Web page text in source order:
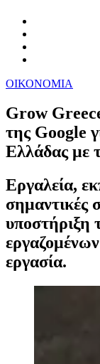
ΟΙΚΟΝΟΜΙΑ
Grow
της Google
Ελλάδας με
Εργαλεία,
σημαντικές
υποστήριξη
εργασία.